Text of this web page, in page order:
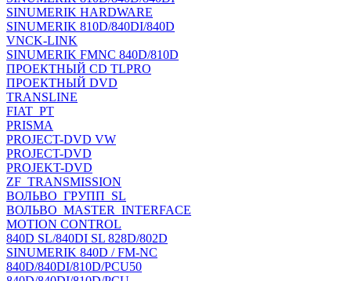
SINUMERIK HARDWARE
SINUMERIK 810D/840DI/840D
VNCK-LINK
SINUMERIK FMNC 840D/810D
ПРОЕКТНЫЙ CD TLPRO
ПРОЕКТНЫЙ DVD
TRANSLINE
FIAT_PT
PRISMA
PROJECT-DVD VW
PROJECT-DVD
PROJEKT-DVD
ZF_TRANSMISSION
ВОЛЬВО_ГРУПП_SL
ВОЛЬВО_MASTER_INTERFACE
MOTION CONTROL
840D SL/840DI SL 828D/802D
SINUMERIK 840D / FM-NC
840D/840DI/810D/PCU50